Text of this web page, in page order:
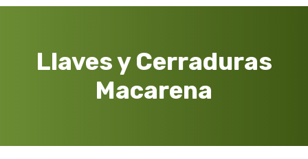
Llaves y Cerraduras
Macarena